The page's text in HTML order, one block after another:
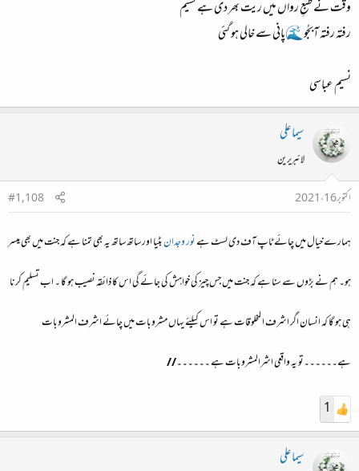
وقت نے طبعِ رواں میں ریت بھر دی ہے نسیم
رفتہ رفتہ آبجُو 🌊پانی سے خالی ہو گئی
نسیم عباسی
سیما علی
لائبریرین
اکتوبر 16، 2021
#1,108
ہمارے خیال میں چائے ٹاپ آف دی لسٹ ہےنور وجدانبٹیا اور ساتھ ساتھ یہ بھی تمنا ہے کہ جنت میں بھی میسر
ہو۔ ہم نے بڑوں سے سنا ہے کہ جنت میں جس چیز کی خواہش کی جائے گی اس کا ذائقہ نصیب ہو گا ۔ اب تسلیم کرنا
ہی ہو گا کہ انسان اگر اشرف ا لمخلوقات ہے تو اس کیلئے یہاں مشروبات میں چائے اشرف المشروبات
ہے۔۔۔۔۔۔تو یہ واقعی اشرالمشروبات ہے ۔۔۔۔۔۔//
1
سیما علی